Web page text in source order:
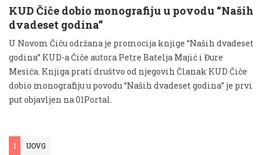
KUD Čiče dobio monografiju u povodu “Naših
dvadeset godina”
U Novom Čiču održana je promocija knjige “Naših dvadeset
godina” KUD-a Čiče autora Petre Batelja Majić i Đure
Mesića. Knjiga prati društvo od njegovih Članak KUD Čiče
dobio monografiju u povodu “Naših dvadeset godina” je prvi
put objavljen na 01Portal.
I UOVG